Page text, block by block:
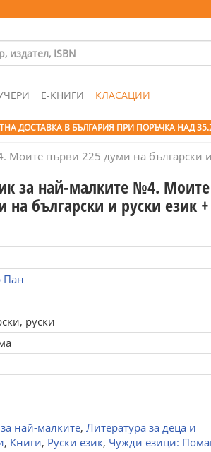
Е-КНИГИ КЛАСАЦИИ
ДОСТАВКА В БЪЛГАРИЯ ПРИ ПОРЪЧКА НАД
първи 225 думи на български и
за най-малките №4. Моите
български и руски език +
Пан
руски
най-малките, Литература за деца и
, Книги, Руски език, Чужди езици: